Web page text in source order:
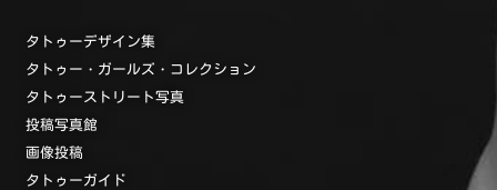
タトゥーデザイン集
タトゥー・ガールズ・コレクション
タトゥーストリート写真
投稿写真館
画像投稿
タトゥーガイド